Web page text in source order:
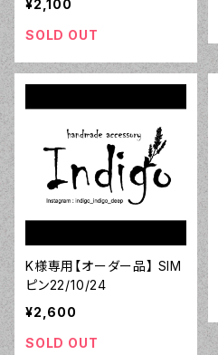
¥2,100
SOLD OUT
K様専用【オーダー品】 SIM
ピン22/10/24
¥2,600
SOLD OUT